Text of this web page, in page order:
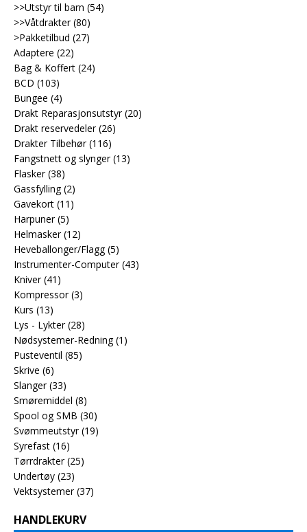
>>Utstyr til barn (54)
>>Våtdrakter (80)
>Pakketilbud (27)
Adaptere (22)
Bag & Koffert (24)
BCD (103)
Bungee (4)
Drakt Reparasjonsutstyr (20)
Drakt reservedeler (26)
Drakter Tilbehør (116)
Fangstnett og slynger (13)
Flasker (38)
Gassfylling (2)
Gavekort (11)
Harpuner (5)
Helmasker (12)
Heveballonger/Flagg (5)
Instrumenter-Computer (43)
Kniver (41)
Kompressor (3)
Kurs (13)
Lys - Lykter (28)
Nødsystemer-Redning (1)
Pusteventil (85)
Skrive (6)
Slanger (33)
Smøremiddel (8)
Spool og SMB (30)
Svømmeutstyr (19)
Syrefast (16)
Tørrdrakter (25)
Undertøy (23)
Vektsystemer (37)
HANDLEKURV